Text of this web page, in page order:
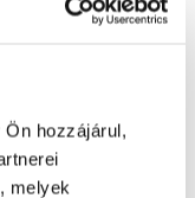
Ön hozzájárul,
melyek